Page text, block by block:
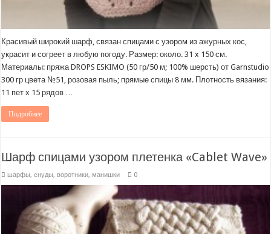
Красивый широкий шарф, связан спицами с узором из ажурных кос,
украсит и согреет в любую погоду. Размер: около. 31 x 150 см.
Материалы: пряжа DROPS ESKIMO (50 гр/50 м; 100% шерсть) от Garnstudio
300 гр цвета №51, розовая пыль; прямые спицы 8 мм. Плотность вязания:
11 пет x 15 рядов …
Подробнее
Шарф спицами узором плетенка «Cablet Wave»
шарфы, снуды, воротники, манишки 0